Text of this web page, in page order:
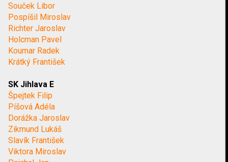
Souček Libor
Pospíšil Miroslav
Richter Jaroslav
Holcman Pavel
Koumar Radek
Krátký František
SK Jihlava E
Špejtek Filip
Píšová Adéla
Dorážka Jaroslav
Zikmund Lukáš
Slavík František
Viktora Miroslav